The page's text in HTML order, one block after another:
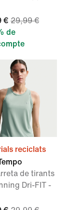
€ 29,99 €
de
reciclats
de tirants
Dri-FIT -